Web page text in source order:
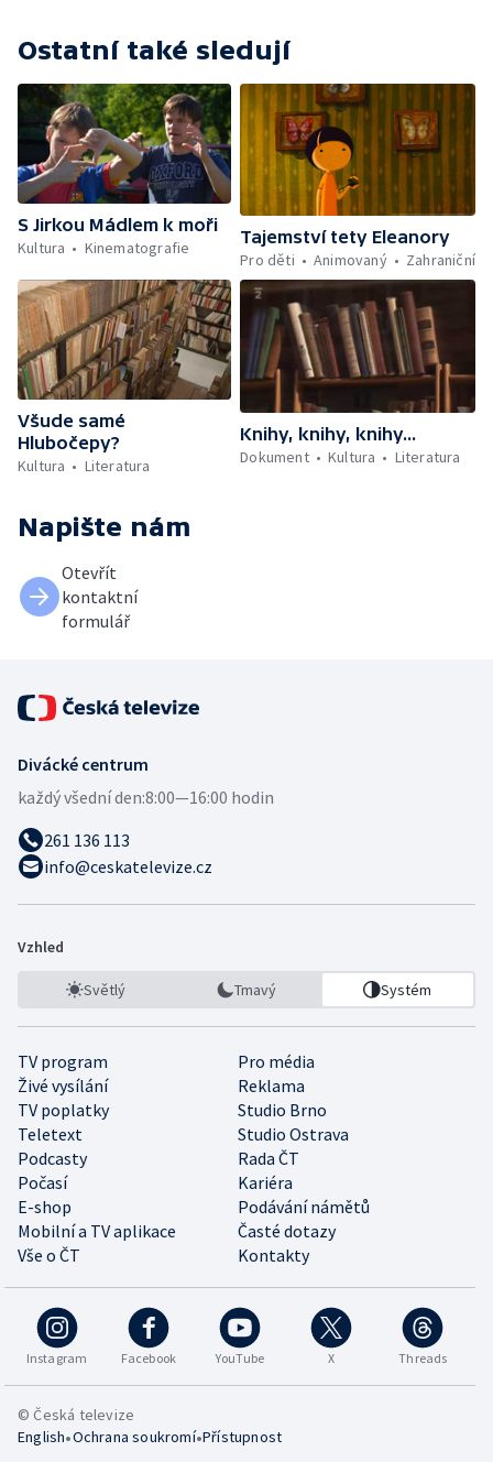
Ostatní také sledují
S Jirkou Mádlem k moři
Kultura
Kinematografie
Tajemství tety Eleanory
Pro děti
Animovaný Zahraniční
Všude samé
Hlubočepy?
Kultura
Literatura
Knihy, knihy, knihy...
Dokument
Kultura Literatura
Napište nám
Otevřít
kontaktní
formulář
Divácké centrum
každý všední den:8:00—16:00 hodin
261 136 113
info@ceskatelevize.cz
Vzhled
Světlý Tmavý Systém
TV program
Pro média
Živé vysílání
Reklama
TV poplatky
Studio Brno
Teletext
Studio Ostrava
Podcasty
Rada ČT
Počasí
Kariéra
E-shop
Podávání námětů
Mobilní a TV aplikace
Časté dotazy
Vše o ČT
Kontakty
Instagram Facebook YouTube X Threads
© Česká televize
English•Ochrana soukromí•Přístupnost